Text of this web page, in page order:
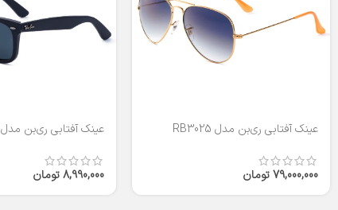
عینک آفتابی ری‌بن مدل RB3025
79,000,000تومان
عینک آفتابی ری‌بن مدل RB2140-50
8,990,000 تومان